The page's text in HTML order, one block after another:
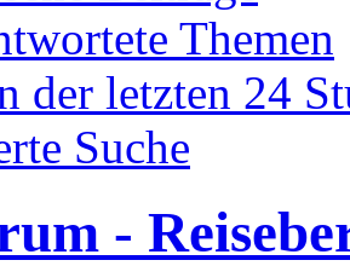
Themen
der letzten 24
Suche
-